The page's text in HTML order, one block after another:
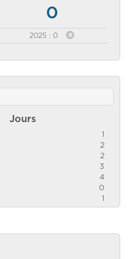
0
2025 : 0
Jours
1
2
2
3
4
0
1